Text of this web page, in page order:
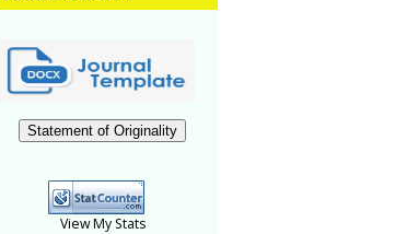
Statement of Originality
View My Stats